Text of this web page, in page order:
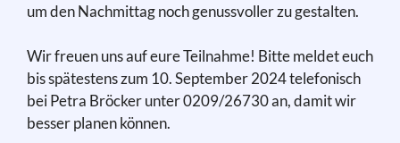
um den Nachmittag noch genussvoller zu gestalten.
Wir freuen uns auf eure Teilnahme! Bitte meldet euch
bis spätestens zum 10. September 2024 telefonisch
bei Petra Bröcker unter 0209/26730 an, damit wir
besser planen können.